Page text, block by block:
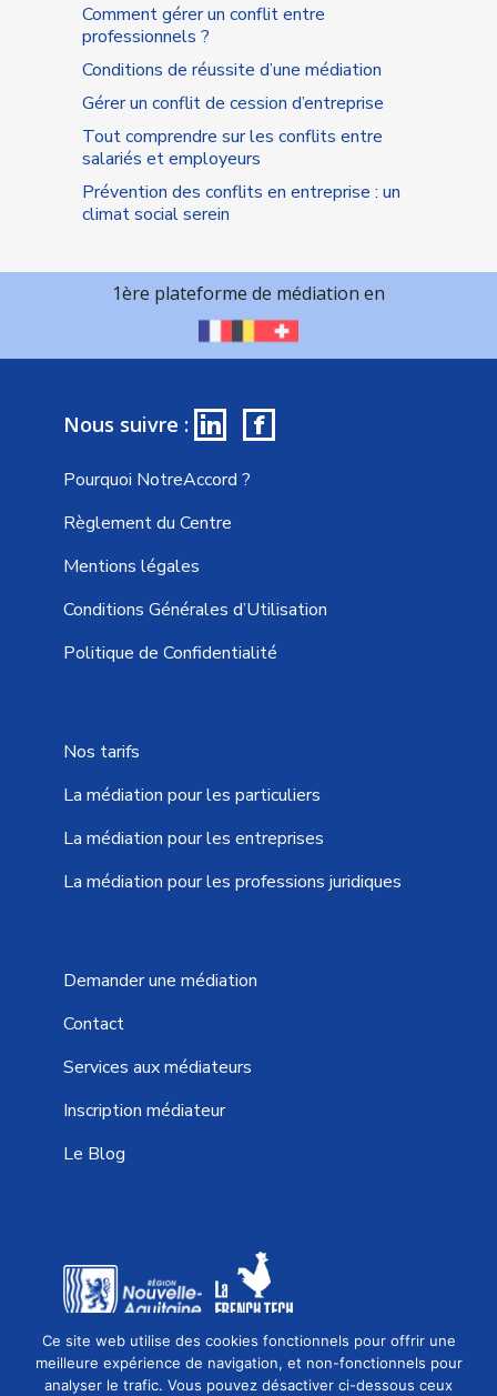
Comment gérer un conflit entre
professionnels ?
Conditions de réussite d’une médiation
Gérer un conflit de cession d’entreprise
Tout comprendre sur les conflits entre
salariés et employeurs
Prévention des conflits en entreprise : un
climat social serein
EFFICACE, RAPIDE ET ÉCONOMIQUE
1ère plateforme de médiation en
Nous suivre : in f
Pourquoi NotreAccord ?
Règlement du Centre
Mentions légales
Conditions Générales d’Utilisation
Politique de Confidentialité
Nos tarifs
La médiation pour les particuliers
La médiation pour les entreprises
La médiation pour les professions juridiques
Demander une médiation
Contact
Services aux médiateurs
Inscription médiateur
Le Blog
Ce site web utilise des cookies fonctionnels pour offrir une
meilleure expérience de navigation, et non-fonctionnels pour
analyser le trafic. Vous pouvez désactiver ci-dessous ceux